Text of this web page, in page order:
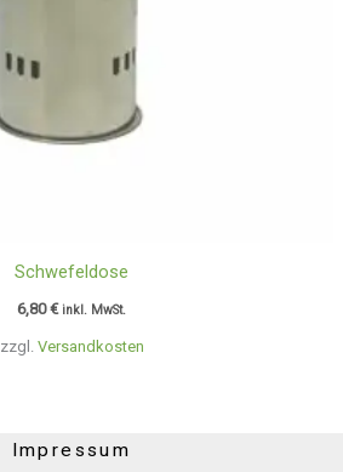
zzgl. Versandkosten
Schwefeldose
6,80€ inkl. MwSt.
Impressum